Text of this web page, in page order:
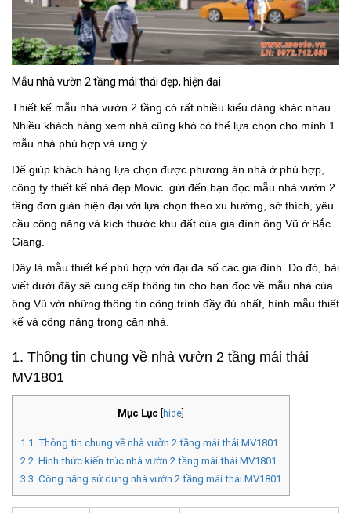
Mẫu nhà vườn 2 tầng mái thái đẹp, hiện đại
Thiết kế mẫu nhà vườn 2 tầng có rất nhiều kiểu dáng khác nhau.
Nhiều khách hàng xem nhà cũng khó có thể lựa chọn cho mình 1
mẫu nhà phù hợp và ưng ý.
Để giúp khách hàng lựa chọn được phương án nhà ở phù hợp,
công ty thiết kế nhà đẹp Movic gửi đến bạn đọc mẫu nhà vườn 2
tầng đơn giản hiện đại với lựa chọn theo xu hướng, sở thích, yêu
cầu công năng và kích thước khu đất của gia đình ông Vũ ở Bắc
Giang.
Đây là mẫu thiết kế phù hợp với đại đa số các gia đình. Do đó, bài
viết dưới đây sẽ cung cấp thông tin cho bạn đọc về mẫu nhà của
ông Vũ với những thông tin công trình đầy đủ nhất, hình mẫu thiết
kế và công năng trong căn nhà.
1. Thông tin chung về nhà vườn 2 tầng mái thái
MV1801
Mục Lục hide
1 1. Thông tin chung về nhà vườn 2 tầng mái thái MV1801
2 2. Hình thức kiến trúc nhà vườn 2 tầng mái thái MV1801
3 3. Công năng sử dụng nhà vườn 2 tầng mái thái MV1801